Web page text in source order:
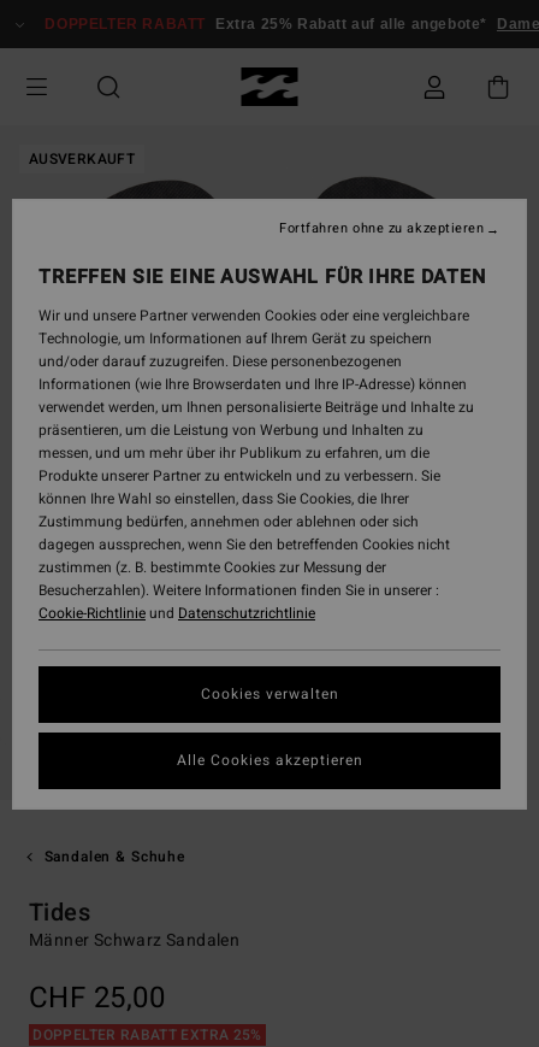
zur
springen
DOPPELTER RABATT Extra 25% Rabatt auf alle angebote* Damen
AUSVERKAUFT
Sandalen & Schuhe
Tides
Männer Schwarz Sandalen
CHF 25,00
DOPPELTER RABATT EXTRA 25%
TREFFEN SIE EINE AUSWAHL FÜR IHRE DATEN
Wir und unsere Partner verwenden Cookies oder eine vergleichbare
Technologie, um Informationen auf Ihrem Gerät zu speichern
und/oder darauf zuzugreifen. Diese personenbezogenen
Informationen (wie Ihre Browserdaten und Ihre IP-Adresse) können
verwendet werden, um Ihnen personalisierte Beiträge und Inhalte zu
präsentieren, um die Leistung von Werbung und Inhalten zu
messen, und um mehr über ihr Publikum zu erfahren, um die
Produkte unserer Partner zu entwickeln und zu verbessern. Sie
können Ihre Wahl so einstellen, dass Sie Cookies, die Ihrer
Zustimmung bedürfen, annehmen oder ablehnen oder sich
dagegen aussprechen, wenn Sie den betreffenden Cookies nicht
zustimmen (z. B. bestimmte Cookies zur Messung der
Besucherzahlen). Weitere Informationen finden Sie in unserer :
Cookie-Richtlinieund Datenschutzrichtlinie
Cookies verwalten
Fortfahren ohne zu akzeptieren
Alle Cookies akzeptieren